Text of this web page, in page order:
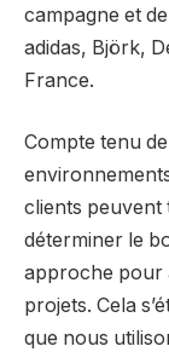
campagne et
adidas, Björk,
France.
Compte tenu
clients peuvent
déterminer le
approche pour
projets. Cela
que nous